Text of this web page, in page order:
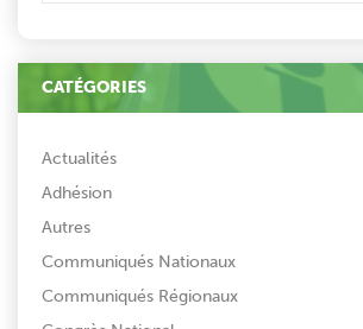
CATÉGORIES
Actualités
Adhésion
Autres
Communiqués Nationaux
Communiqués Régionaux